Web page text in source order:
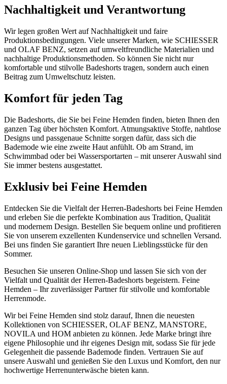
Nachhaltigkeit und Verantwortung
Wir legen großen Wert auf Nachhaltigkeit und faire
Produktionsbedingungen. Viele unserer Marken, wie SCHIESSER
und OLAF BENZ, setzen auf umweltfreundliche Materialien und
nachhaltige Produktionsmethoden. So können Sie nicht nur
komfortable und stilvolle Badeshorts tragen, sondern auch einen
Beitrag zum Umweltschutz leisten.
Komfort für jeden Tag
Die Badeshorts, die Sie bei Feine Hemden finden, bieten Ihnen den
ganzen Tag über höchsten Komfort. Atmungsaktive Stoffe, nahtlose
Designs und passgenaue Schnitte sorgen dafür, dass sich die
Bademode wie eine zweite Haut anfühlt. Ob am Strand, im
Schwimmbad oder bei Wassersportarten – mit unserer Auswahl sind
Sie immer bestens ausgestattet.
Exklusiv bei Feine Hemden
Entdecken Sie die Vielfalt der Herren-Badeshorts bei Feine Hemden
und erleben Sie die perfekte Kombination aus Tradition, Qualität
und modernem Design. Bestellen Sie bequem online und profitieren
Sie von unserem exzellenten Kundenservice und schnellen Versand.
Bei uns finden Sie garantiert Ihre neuen Lieblingsstücke für den
Sommer.
Besuchen Sie unseren Online-Shop und lassen Sie sich von der
Vielfalt und Qualität der Herren-Badeshorts begeistern. Feine
Hemden – Ihr zuverlässiger Partner für stilvolle und komfortable
Herrenmode.
Wir bei Feine Hemden sind stolz darauf, Ihnen die neuesten
Kollektionen von SCHIESSER, OLAF BENZ, MANSTORE,
NOVILA und HOM anbieten zu können. Jede Marke bringt ihre
eigene Philosophie und ihr eigenes Design mit, sodass Sie für jede
Gelegenheit die passende Bademode finden. Vertrauen Sie auf
unsere Auswahl und genießen Sie den Luxus und Komfort, den nur
hochwertige Herrenunterwäsche bieten kann.